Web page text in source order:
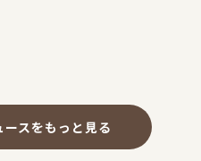
ースをもっと見る